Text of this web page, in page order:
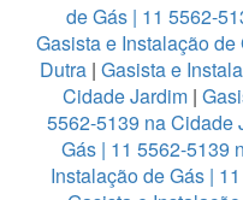
de Gás | 11 5562-
Gasista e Instalação
Dutra | Gasista e
Cidade Jardim|
5562-5139 na Cidade
Gás | 11 5562-5139
Instalação de Gás |